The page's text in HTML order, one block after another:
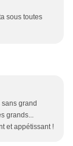
sous toutes
grand
grands...
et appétissant !